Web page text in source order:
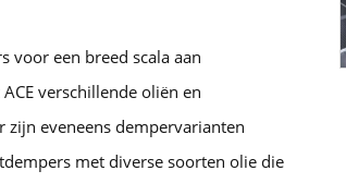
voor een breed scala aan
verschillende oliën en
zijn eveneens dempervarianten
met diverse soorten olie die